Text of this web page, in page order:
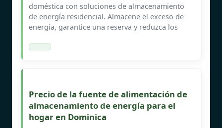
doméstica con soluciones de almacenamiento
de energía residencial. Almacene el exceso de
energía, garantice una reserva y reduzca los
Precio de la fuente de alimentación de
almacenamiento de energía para el
hogar en Dominica